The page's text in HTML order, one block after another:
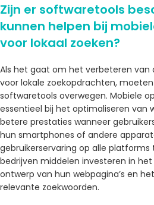
Zijn er softwaretools
kunnen helpen bij
voor lokaal zoeken?
Als het gaat om het verbeteren van
voor lokale zoekopdrachten,
softwaretools overwegen. Mobiele
essentieel bij het optimaliseren van
betere prestaties wanneer
hun smartphones of andere
gebruikerservaring op alle
bedrijven middelen investeren in
ontwerp van hun webpagina’s en
relevante zoekwoorden.